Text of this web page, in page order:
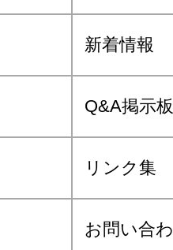
新着情報
Q&A掲示板
リンク集
お問い合